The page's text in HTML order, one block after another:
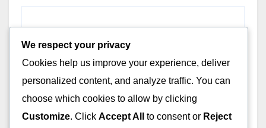
We respect your privacy
Cookies help us improve your experience, deliver
personalized content, and analyze traffic. You can
choose which cookies to allow by clicking
Customize. Click Accept All to consent or Reject